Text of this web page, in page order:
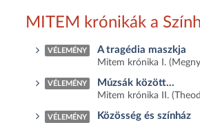
MITEM krónikák a
VÉLEMÉNY A tragédia maszkja
Mitem krónika I.
VÉLEMÉNY Múzsák között...
Mitem krónika II.
VÉLEMÉNY Közösség és színház